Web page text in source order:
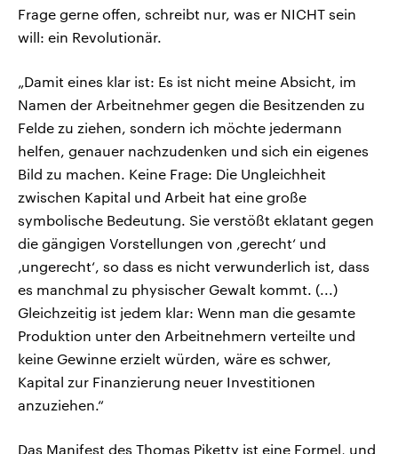
Frage gerne offen, schreibt nur, was er NICHT sein
will: ein Revolutionär.
„Damit eines klar ist: Es ist nicht meine Absicht, im
Namen der Arbeitnehmer gegen die Besitzenden zu
Felde zu ziehen, sondern ich möchte jedermann
helfen, genauer nachzudenken und sich ein eigenes
Bild zu machen. Keine Frage: Die Ungleichheit
zwischen Kapital und Arbeit hat eine große
symbolische Bedeutung. Sie verstößt eklatant gegen
die gängigen Vorstellungen von ‚gerecht‘ und
‚ungerecht‘, so dass es nicht verwunderlich ist, dass
es manchmal zu physischer Gewalt kommt. (...)
Gleichzeitig ist jedem klar: Wenn man die gesamte
Produktion unter den Arbeitnehmern verteilte und
keine Gewinne erzielt würden, wäre es schwer,
Kapital zur Finanzierung neuer Investitionen
anzuziehen.“
Das Manifest des Thomas Piketty ist eine Formel, und